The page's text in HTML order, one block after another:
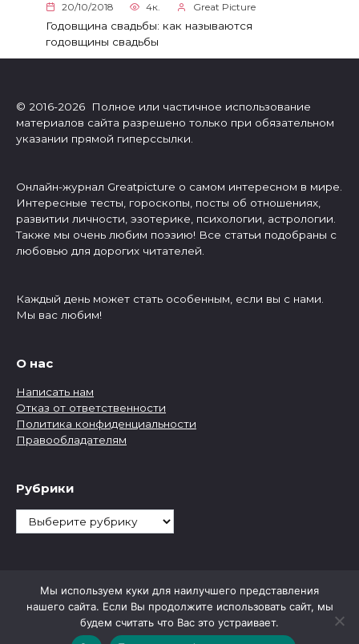
20/10/2018 4к. Great Picture
Годовщина свадьбы: как называются
годовщины свадьбы
© 2016-2026 Полное или частичное использование
материалов сайта разрешено только при обязательном
указании прямой гиперссылки.
Онлайн-журнал Greatpicture о самом интересном в мире.
Интересные тесты, гороскопы, посты об отношениях,
развитии личности, эзотерике, психологии, астрологии.
Также мы очень любим поэзию! Все статьи подобраны с
любовью для дорогих читателей.
Каждый день может стать особенным, если вы с нами.
Мы вас любим!
О нас
Написать нам
Отказ от ответственности
Политика конфиденциальности
Правообладателям
Рубрики
Рубрики
Мы используем куки для наилучшего представления
нашего сайта. Если Вы продолжите использовать сайт, мы
будем считать что Вас это устраивает.